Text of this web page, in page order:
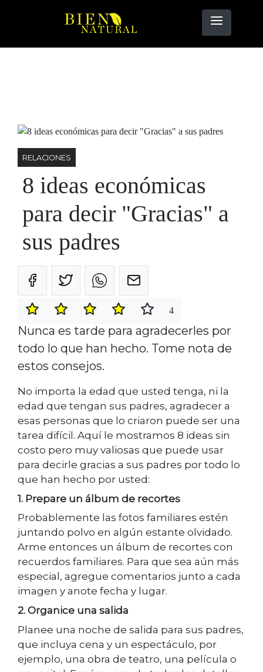
RELACIONES
8 ideas económicas
para decir "Gracias" a
sus padres
4
Nunca es tarde para agradecerles por
todo lo que han hecho. Tome nota de
estos consejos.
No importa la edad que usted tenga, ni la
edad que tengan sus padres, agradecer a
esas personas que lo criaron puede ser una
tarea difícil. Aquí le mostramos 8 ideas sin
costo pero muy valiosas que puede usar
para decirle gracias a sus padres por todo lo
que han hecho por usted:
1. Prepare un álbum de recortes
Probablemente las fotos familiares estén
juntando polvo en algún estante olvidado.
Arme entonces un álbum de recortes con
recuerdos familiares. Para que sea aún más
especial, agregue comentarios junto a cada
imagen y anote fecha y lugar.
2. Organice una salida
Planee una noche de salida para sus padres,
que incluya cena y un espectáculo, por
ejemplo, una obra de teatro, una película o